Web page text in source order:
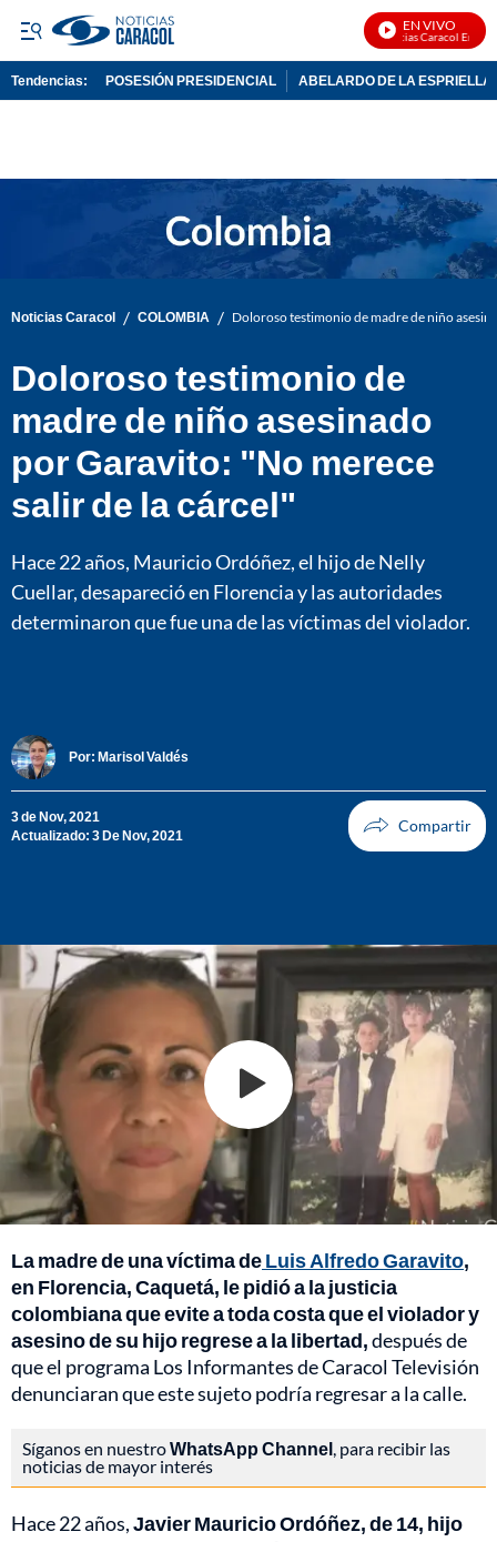
EN VIVO
Noticias Caracol En Vivo
Tendencias: POSESIÓN PRESIDENCIAL ABELARDO DE LA ESPRIELLA
Noticias Caracol / COLOMBIA / Doloroso testimonio de madre de niño
Doloroso testimonio de
madre de niño asesinado
por Garavito: "No merece
salir de la cárcel"
Hace 22 años, Mauricio Ordóñez, el hijo de Nelly
Cuellar, desapareció en Florencia y las autoridades
determinaron que fue una de las víctimas del violador.
Por: Marisol Valdés
3 de Nov, 2021
Actualizado: 3 De Nov, 2021
La madre de una víctima deLuis Alfredo Garavito,
en Florencia, Caquetá, le pidió a la justicia
colombiana que evite a toda costa que el violador y
asesino de su hijo regrese a la libertad,después de
que el programa Los Informantes de Caracol Televisión
denunciaran que este sujeto podría regresar a la calle.
Síganos en nuestroWhatsApp Channel , para recibir las
noticias de mayor interés
Hace 22 años,JavierMauricio Ordóñez, de 14, hijo